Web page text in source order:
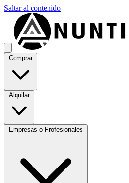
Saltar al contenido
Comprar
Alquilar
Empresas o Profesionales